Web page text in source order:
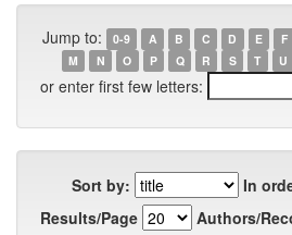
Jump to: 0-9 A B C D E F
M
N O P Q R S T U
or enter first few letters:
Sort by:
In
Results/Page
Authors/